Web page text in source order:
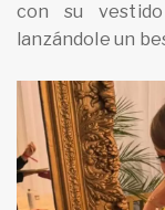
con su
lanzándole un